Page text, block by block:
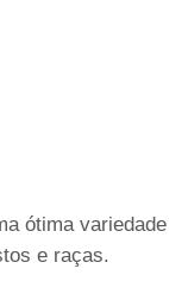
ótima variedade
e raças.